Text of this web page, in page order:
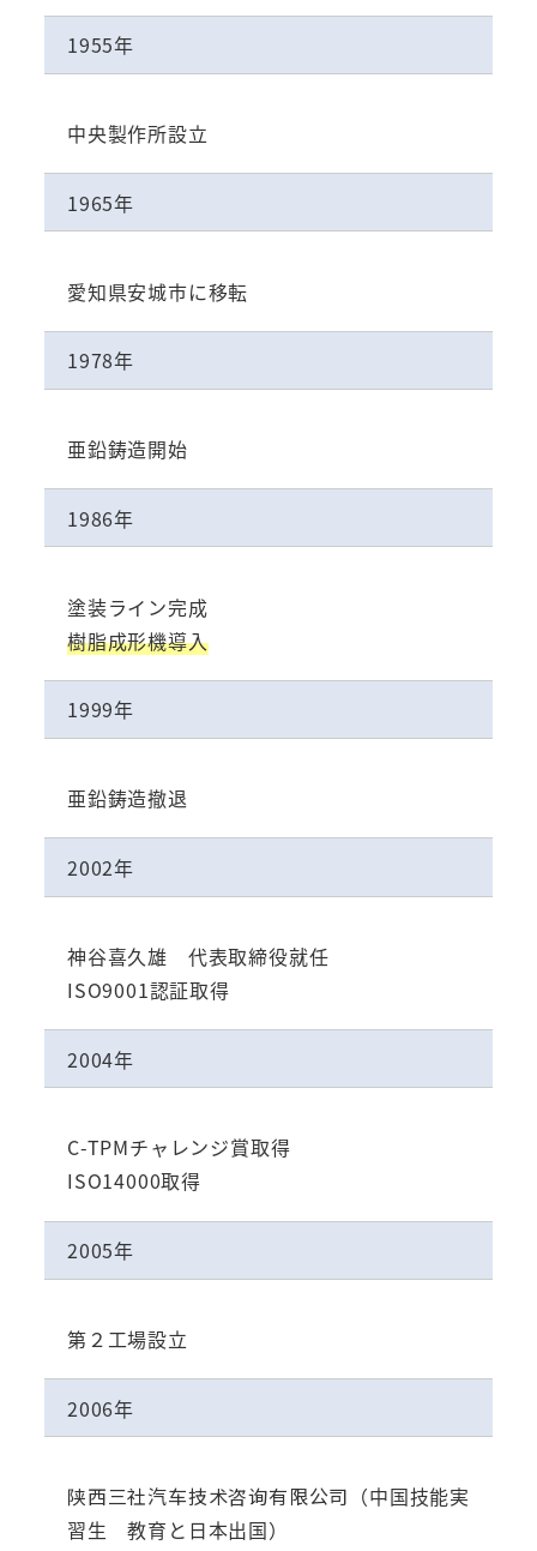
1955年
中央製作所設立
1965年
愛知県安城市に移転
1978年
亜鉛鋳造開始
1986年
塗装ライン完成
樹脂成形機導入
1999年
亜鉛鋳造撤退
2002年
神谷喜久雄 代表取締役就任
ISO9001認証取得
2004年
C-TPMチャレンジ賞取得
ISO14000取得
2005年
第２工場設立
2006年
陕西三社汽车技术咨询有限公司 （中国技能実
習生 教育と日本出国）